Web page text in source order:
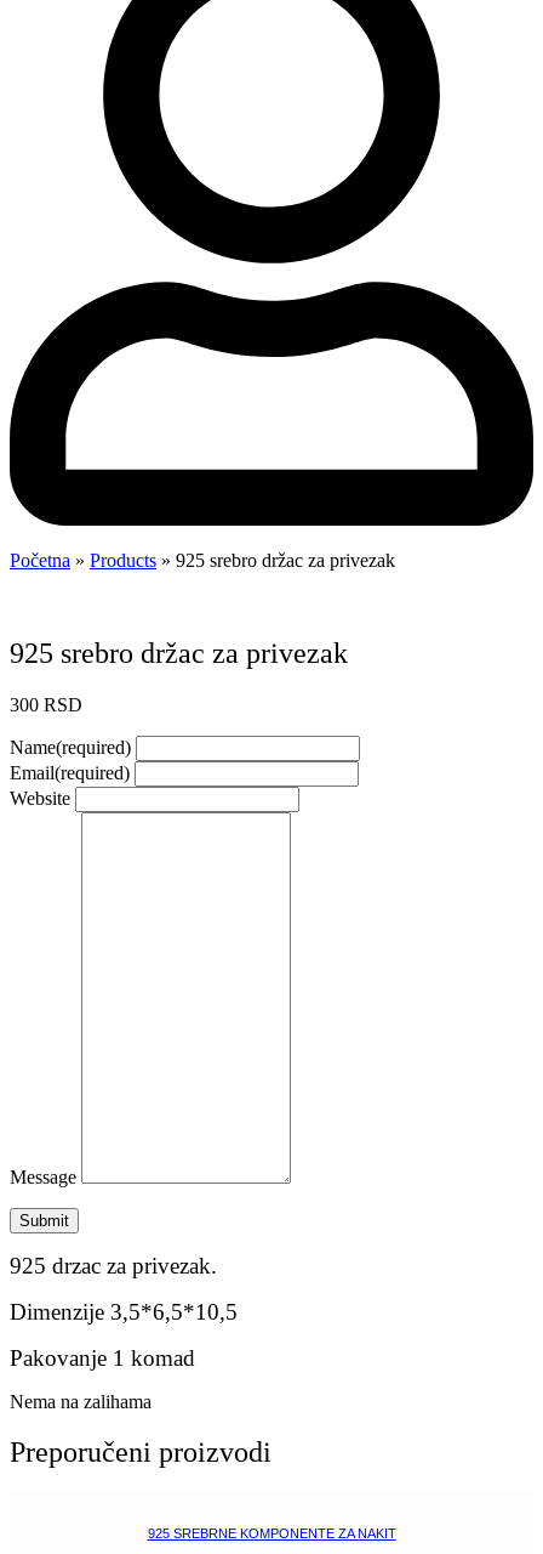
Početna » Products » 925 srebro držac za privezak
925 srebro držac za privezak
300 RSD
Name(required)
Email(required)
Website
Message
Submit
925 drzac za privezak.
Dimenzije 3,5*6,5*10,5
Pakovanje 1 komad
Nema na zalihama
Preporučeni proizvodi
925 SREBRNE KOMPONENTE ZA NAKIT